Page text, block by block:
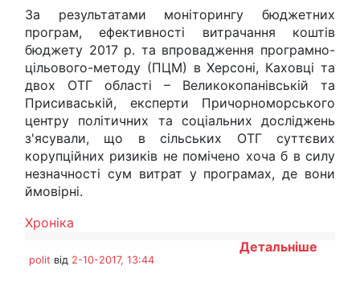
За результатами моніторингу бюджетних
програм, ефективності витрачання коштів
бюджету 2017 р. та впровадження програмно-
цільового-методу (ПЦМ) в Херсоні, Каховці та
двох ОТГ області – Великокопанівській та
Присиваській, експерти Причорноморського
центру політичних та соціальних досліджень
з'ясували, що в сільських ОТГ суттєвих
корупційних ризиків не помічено хоча б в силу
незначності сум витрат у програмах, де вони
ймовірні.
Хроніка
Детальніше
polit від 2-10-2017, 13:44